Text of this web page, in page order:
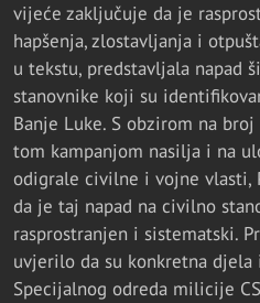
vijeće zaključuje da je
hapšenja, zlostavljanja i
u tekstu, predstavljala napad
stanovnike koji su
Banje Luke. S obzirom na
tom kampanjom nasilja i na
odigrale civilne i vojne vlasti,
da je taj napad na civilno
rasprostranjen i sistematski.
uvjerilo da su konkretna djela
Specijalnog odreda milicije